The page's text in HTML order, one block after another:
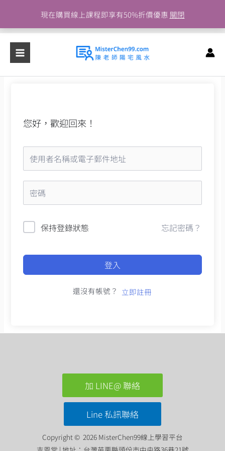
現在購買線上課程即享有50%折價優惠 關閉
主
容
您好，歡迎回來！
保持登錄狀態 忘記密碼？
登入
還沒有帳號？ 立即註冊
加 LINE@ 聯絡
Line 私訊聯絡
Copyright © 2026 MisterChen99線上學習平台